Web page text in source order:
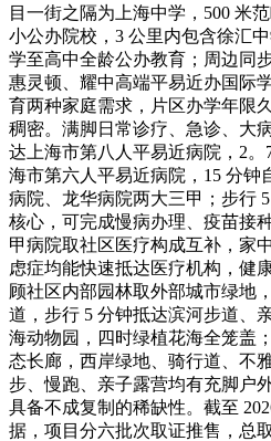
目一街之隔为上海中学，500 米
小公办院校，3 公里内包含徐汇
学至高中全龄公办教育；周边同
惠灵顿、耀中高端平易近办国际
育两种家庭需求，片区办学年限
稠密。满脚日常诊疗、急诊、大
达上海市第八人平易近病院，2
海市第六人平易近病院，15 分钟
病院、龙华病院两大三甲；步行
核心，可完成慢病办理、疫苗接
甲病院取社区医疗构成互补，家
虑症均能快速抵达医疗机构，健
顾社区内部园林取外部城市绿地
道，步行 5 分钟抵达滨河步道、
海动物园，四时绿植花海全笼盖
态长廊，西岸绿地、骑行道、不
步、慢跑、亲子露营均有充脚户
具备不成复制的稀缺性。截至
据，项目分六批次取证推售，总